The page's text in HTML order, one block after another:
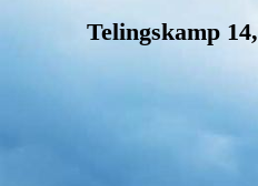
Telingskamp